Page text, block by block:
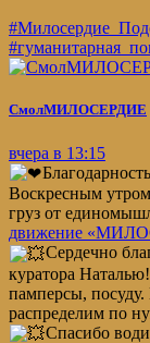
СмолМИЛОСЕРДИЕ
вчера в 13:15
Воскресным
груз от
движение
Сердечно
куратора
памперсы,
распределим по
Спасибо